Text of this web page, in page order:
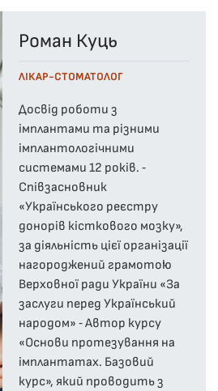
Роман Куць
ЛІКАР-СТОМАТОЛОГ
Досвід роботи з
імплантами та різними
імплантологічними
системами 12 років. ⁃
Співзасновник
«Українського реєстру
донорів кісткового мозку»,
за діяльність цієї організації
нагороджений грамотою
Верховної ради України «За
заслуги перед Український
народом» ⁃ Автор курсу
«Основи протезування на
імплантатах. Базовий
курс», який проводить з